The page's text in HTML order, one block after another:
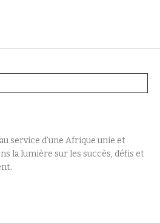
service d’une Afrique unie et
la lumière sur les succès, défis et